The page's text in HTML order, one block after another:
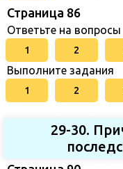
Страница 86
Ответьте на вопросы
1 2
Выполните задания
1 2
29-30.